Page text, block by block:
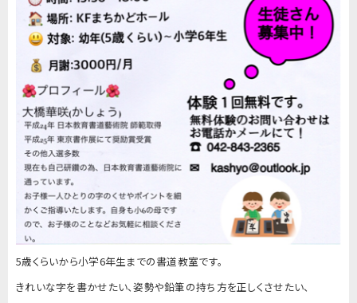
5歳くらいから小学6年生までの書道教室です。
きれいな字を書かせたい、姿勢や鉛筆の持ち方を正しくさせたい、